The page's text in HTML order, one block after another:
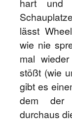
hart und
lässt
wie nie
mal
stößt (wie
gibt es
dem der
durchaus